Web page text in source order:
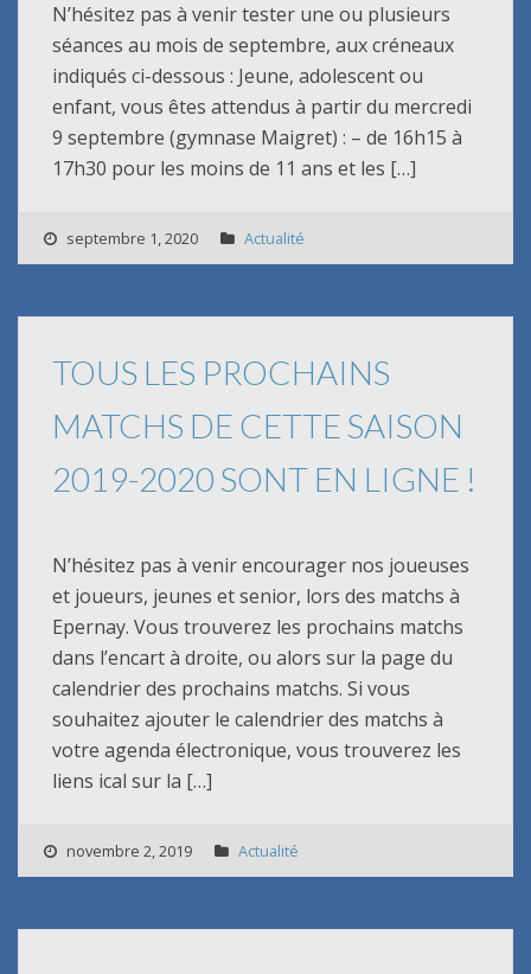
N’hésitez pas à venir tester une ou plusieurs
séances au mois de septembre, aux créneaux
indiqués ci-dessous : Jeune, adolescent ou
enfant, vous êtes attendus à partir du mercredi
9 septembre (gymnase Maigret) : – de 16h15 à
17h30 pour les moins de 11 ans et les […]
septembre 1, 2020 Actualité
TOUS LES PROCHAINS
MATCHS DE CETTE SAISON
2019-2020 SONT EN LIGNE !
N’hésitez pas à venir encourager nos joueuses
et joueurs, jeunes et senior, lors des matchs à
Epernay. Vous trouverez les prochains matchs
dans l’encart à droite, ou alors sur la page du
calendrier des prochains matchs. Si vous
souhaitez ajouter le calendrier des matchs à
votre agenda électronique, vous trouverez les
liens ical sur la […]
novembre 2, 2019 Actualité